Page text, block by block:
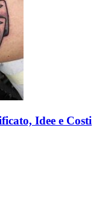
Idee e Costi